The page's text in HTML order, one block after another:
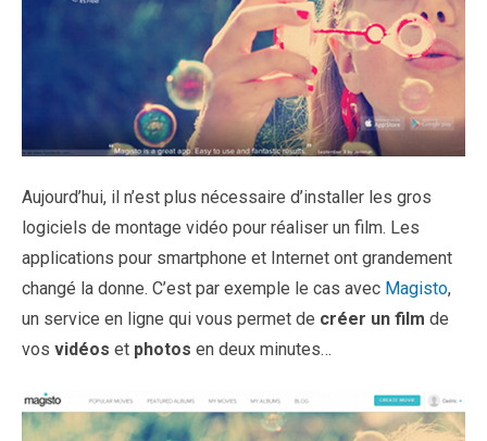
Aujourd’hui, il n’est plus nécessaire d’installer les gros
logiciels de montage vidéo pour réaliser un film. Les
applications pour smartphone et Internet ont grandement
changé la donne. C’est par exemple le cas avec Magisto,
un service en ligne qui vous permet de créer un film de
vos vidéos et photos en deux minutes…